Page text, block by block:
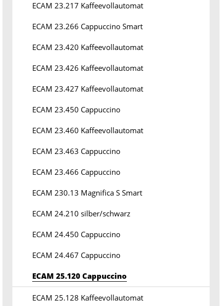
ECAM 23.217 Kaffeevollautomat
ECAM 23.266 Cappuccino Smart
ECAM 23.420 Kaffeevollautomat
ECAM 23.426 Kaffeevollautomat
ECAM 23.427 Kaffeevollautomat
ECAM 23.450 Cappuccino
ECAM 23.460 Kaffeevollautomat
ECAM 23.463 Cappuccino
ECAM 23.466 Cappuccino
ECAM 230.13 Magnifica S Smart
ECAM 24.210 silber/schwarz
ECAM 24.450 Cappuccino
ECAM 24.467 Cappuccino
ECAM 25.120 Cappuccino
ECAM 25.128 Kaffeevollautomat